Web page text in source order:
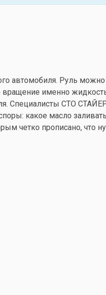
автомобиля. Руль можно
вращение именно
Специалисты СТО
какое масло
четко прописано, что